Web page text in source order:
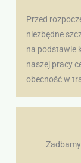
Przed
niezbędne
na podstawie
naszej pracy
obecność w